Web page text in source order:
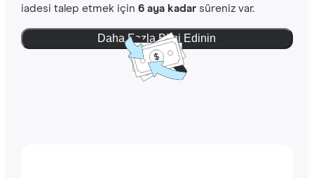
iadesi talep etmek için 6 aya kadarsüreniz var.
Daha Fazla Bilgi Edinin